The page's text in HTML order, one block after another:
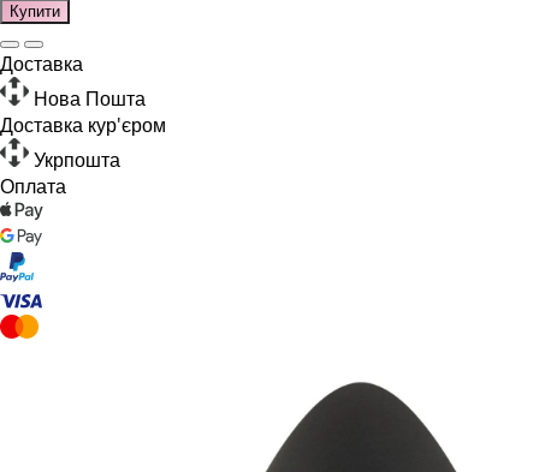
Купити
Доставка
Нова Пошта
Доставка кур'єром
Укрпошта
Оплата